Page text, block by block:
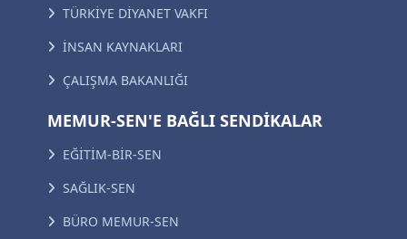
TÜRKİYE DİYANET VAKFI
İNSAN KAYNAKLARI
ÇALIŞMA BAKANLIĞI
MEMUR-SEN'E BAĞLI SENDİKALAR
EĞİTİM-BİR-SEN
SAĞLIK-SEN
BÜRO MEMUR-SEN